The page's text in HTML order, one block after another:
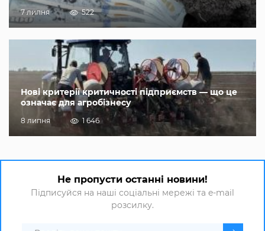
7 липня 522
Нові критерії критичності підприємств — що це
означає для агробізнесу
8 липня 1 646
Не пропусти останні новини!
Підписуйся на наші соціальні мережі та e-mail
розсилку.